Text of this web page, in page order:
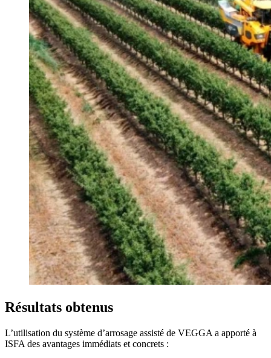
Résultats obtenus
L’utilisation du système d’arrosage assisté de VEGGA a apporté à
ISFA des avantages immédiats et concrets :